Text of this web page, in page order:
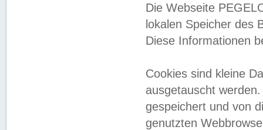
Die Webseite
lokalen Speicher des
Diese Informationen
Cookies sind kleine
ausgetauscht
gespeichert und von
genutzten